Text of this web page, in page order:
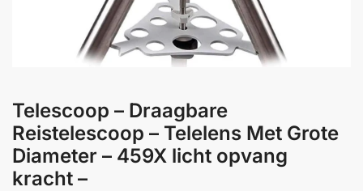
Telescoop – Draagbare
Reistelescoop – Telelens Met Grote
Diameter – 459X licht opvang
kracht –